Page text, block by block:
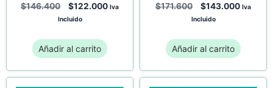
$146.400 $122.000 Iva
Incluido
Añadir al carrito
$171.600 $143.000 Iva
Incluido
Añadir al carrito